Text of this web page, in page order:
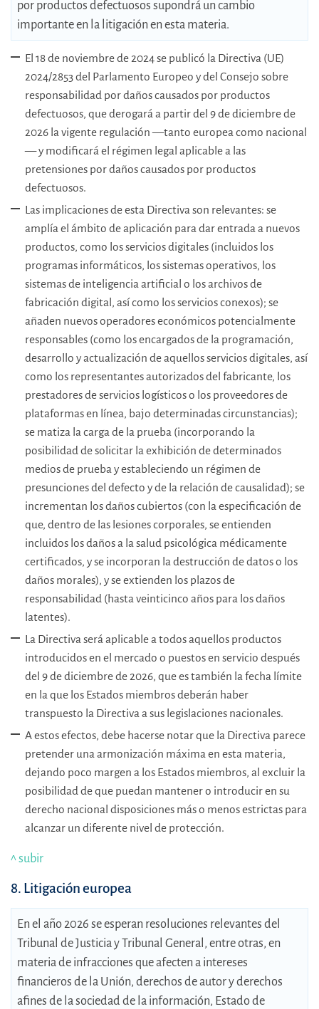
por productos defectuosos supondrá un cambio
importante en la litigación en esta materia.
El 18 de noviembre de 2024 se publicó la Directiva (UE)
2024/2853 del Parlamento Europeo y del Consejo sobre
responsabilidad por daños causados por productos
defectuosos, que derogará a partir del 9 de diciembre de
2026 la vigente regulación —tanto europea como nacional
— y modificará el régimen legal aplicable a las
pretensiones por daños causados por productos
defectuosos.
Las implicaciones de esta Directiva son relevantes: se
amplía el ámbito de aplicación para dar entrada a nuevos
productos, como los servicios digitales (incluidos los
programas informáticos, los sistemas operativos, los
sistemas de inteligencia artificial o los archivos de
fabricación digital, así como los servicios conexos); se
añaden nuevos operadores económicos potencialmente
responsables (como los encargados de la programación,
desarrollo y actualización de aquellos servicios digitales, así
como los representantes autorizados del fabricante, los
prestadores de servicios logísticos o los proveedores de
plataformas en línea, bajo determinadas circunstancias);
se matiza la carga de la prueba (incorporando la
posibilidad de solicitar la exhibición de determinados
medios de prueba y estableciendo un régimen de
presunciones del defecto y de la relación de causalidad); se
incrementan los daños cubiertos (con la especificación de
que, dentro de las lesiones corporales, se entienden
incluidos los daños a la salud psicológica médicamente
certificados, y se incorporan la destrucción de datos o los
daños morales), y se extienden los plazos de
responsabilidad (hasta veinticinco años para los daños
latentes).
La Directiva será aplicable a todos aquellos productos
introducidos en el mercado o puestos en servicio después
del 9 de diciembre de 2026, que es también la fecha límite
en la que los Estados miembros deberán haber
transpuesto la Directiva a sus legislaciones nacionales.
A estos efectos, debe hacerse notar que la Directiva parece
pretender una armonización máxima en esta materia,
dejando poco margen a los Estados miembros, al excluir la
posibilidad de que puedan mantener o introducir en su
derecho nacional disposiciones más o menos estrictas para
alcanzar un diferente nivel de protección.
^ subir
8. Litigación europea
En el año 2026 se esperan resoluciones relevantes del
Tribunal de Justicia y Tribunal General, entre otras, en
materia de infracciones que afecten a intereses
financieros de la Unión, derechos de autor y derechos
afines de la sociedad de la información, Estado de